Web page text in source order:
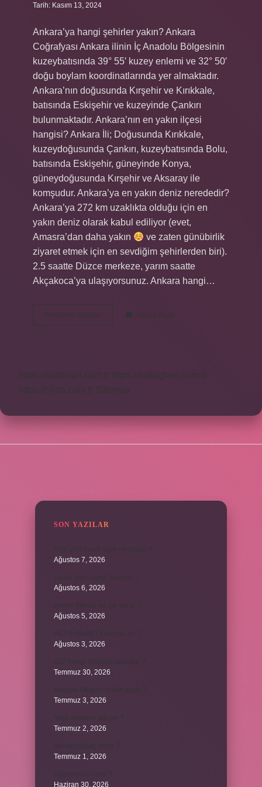
Tarih: Kasım 13, 2024
Ankara’ya hangi şehirler yakın? Ankara
Coğrafyası Ankara ilinin İç Anadolu Bölgesinin
kuzeybatısında 39° 55′ kuzey enlemi ve 32° 50′
doğu boylam koordinatlarında yer almaktadır.
Ankara’nın doğusunda Kırşehir ve Kırıkkale,
batısında Eskişehir ve kuzeyinde Çankırı
bulunmaktadır. Ankara’nın en yakın ilçesi
hangisi? Ankara İli; Doğusunda Kırıkkale,
kuzeydoğusunda Çankırı, kuzeybatısında Bolu,
batısında Eskişehir, güneyinde Konya,
güneydoğusunda Kırşehir ve Aksaray ile
komşudur. Ankara’ya en yakın deniz nerededir?
Ankara’ya 272 km uzaklıkta olduğu için en
yakın deniz olarak kabul ediliyor (evet,
Amasra’dan daha yakın
ve zaten günübirlik
ziyaret etmek için en sevdiğim şehirlerden biri).
2.5 saatte Düzce merkeze, yarım saatte
Akçakoca’ya ulaşıyorsunuz. Ankara hangi…
Devamını okuyun
Hangi
Yorum Bırak
https://safderun.com.tr
https://sokoglam.com.tr
https://sinto.com.tr
Sitemap
SON YAZILAR
Ağustos 7, 2026
Ağustos 6, 2026
Ağustos 5, 2026
Ağustos 3, 2026
Temmuz 30, 2026
Temmuz 3, 2026
Temmuz 2, 2026
Temmuz 1, 2026
Haziran 30, 2026